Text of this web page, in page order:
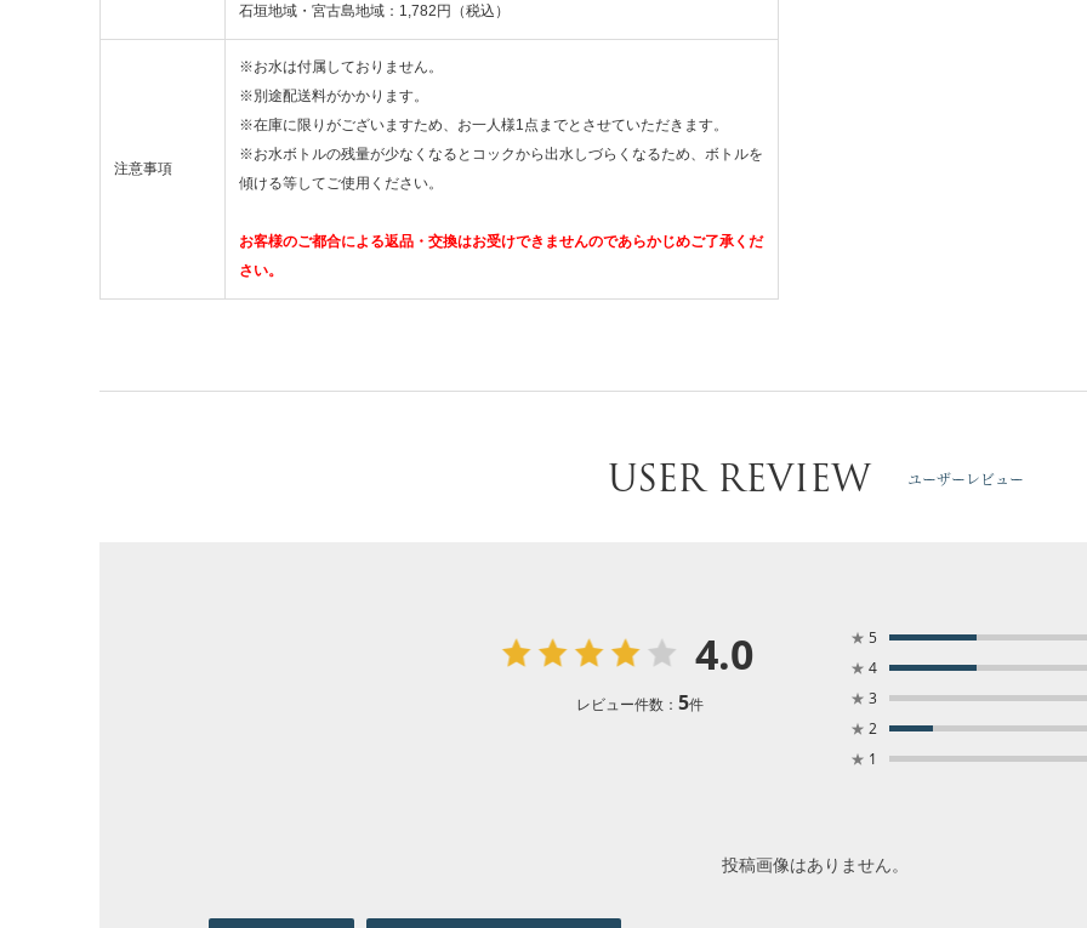
石垣地域・宮古島地域：1,782円（税込）
注意事項
※お水は付属しておりません。
※別途配送料がかかります。
※在庫に限りがございますため、お一人様1点までとさせていただきます。
※お水ボトルの残量が少なくなるとコックから出水しづらくなるため、ボトルを
傾ける等してご使用ください。
お客様のご都合による返品・交換はお受けできませんのであらかじめご了承くだ
さい。
USER REVIEW ユーザーレビュー
4.0
レビュー件数： 5件
★ 5
★ 4
★ 3
★ 2
★ 1
投稿画像はありません。